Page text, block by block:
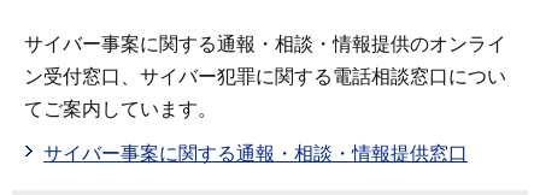
サイバー事案に関する通報・相談・情報提供のオンライ
ン受付窓口、サイバー犯罪に関する電話相談窓口につい
てご案内しています。
サイバー事案に関する通報・相談・情報提供窓口